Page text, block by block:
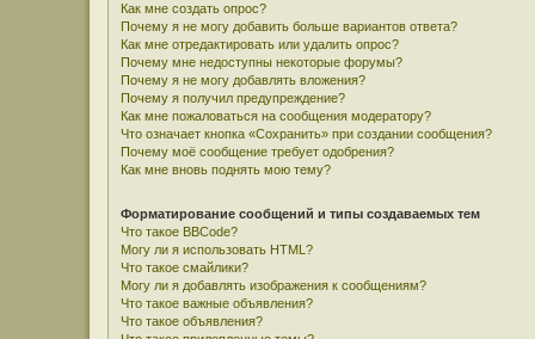
Как мне создать опрос?
Почему я не могу добавить больше вариантов ответа?
Как мне отредактировать или удалить опрос?
Почему мне недоступны некоторые форумы?
Почему я не могу добавлять вложения?
Почему я получил предупреждение?
Как мне пожаловаться на сообщения модератору?
Что означает кнопка «Сохранить» при создании сообщения?
Почему моё сообщение требует одобрения?
Как мне вновь поднять мою тему?
Форматирование сообщений и типы создаваемых тем
Что такое BBCode?
Могу ли я использовать HTML?
Что такое смайлики?
Могу ли я добавлять изображения к сообщениям?
Что такое важные объявления?
Что такое объявления?